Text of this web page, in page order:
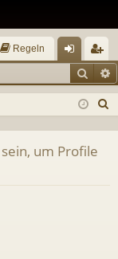
Regeln
m
eg
ist
um Profile